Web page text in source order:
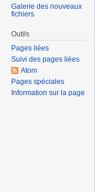
Galerie des nouveaux
fichiers
Outils
Pages liées
Suivi des pages liées
Atom
Pages spéciales
Information sur la page